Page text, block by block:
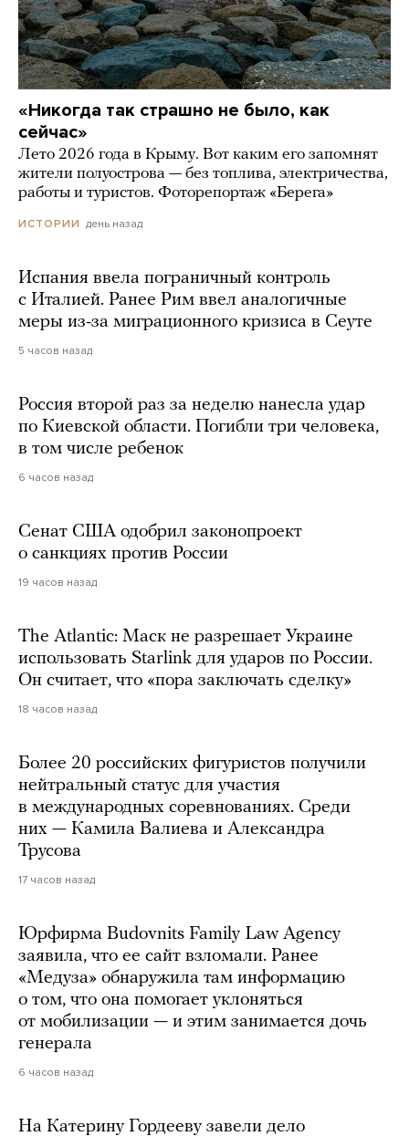
«Никогда так страшно не было, как
сейчас»
Лето 2026 года в Крыму. Вот каким его запомнят
жители полуострова — без топлива, электричества,
работы и туристов. Фоторепортаж «Берега»
ИСТОРИИ день назад
Испания ввела пограничный контроль
с Италией. Ранее Рим ввел аналогичные
меры из-за миграционного кризиса в Сеуте
5 часов назад
Россия второй раз за неделю нанесла удар
по Киевской области. Погибли три человека,
в том числе ребенок
6 часов назад
Сенат США одобрил законопроект
о санкциях против России
19 часов назад
The Atlantic: Маск не разрешает Украине
использовать Starlink для ударов по России.
Он считает, что «пора заключать сделку»
18 часов назад
Более 20 российских фигуристов получили
нейтральный статус для участия
в международных соревнованиях. Среди
них — Камила Валиева и Александра
Трусова
17 часов назад
Юрфирма Budovnits Family Law Agency
заявила, что ее сайт взломали. Ранее
«Медуза» обнаружила там информацию
о том, что она помогает уклоняться
от мобилизации — и этим занимается дочь
генерала
6 часов назад
На Катерину Гордееву завели дело